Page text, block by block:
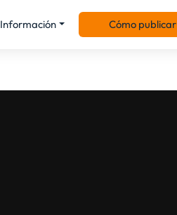
Información Cómo publicar